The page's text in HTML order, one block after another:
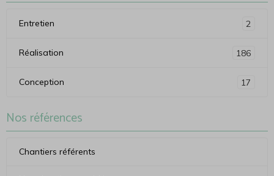
Entretien 2
Réalisation 186
Conception 17
Nos références
Chantiers référents